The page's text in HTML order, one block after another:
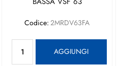
Codice: 2MRDV63FA
AGGIUNGI